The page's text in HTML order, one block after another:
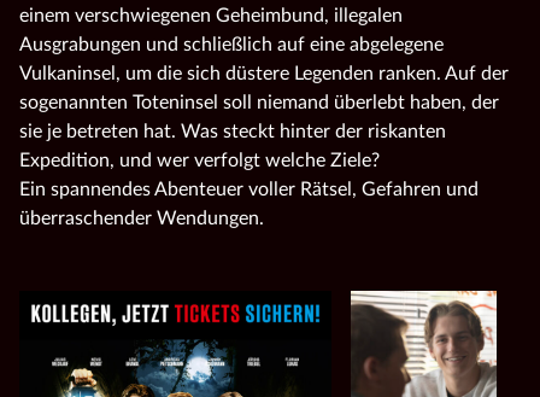
einem verschwiegenen Geheimbund, illegalen
Ausgrabungen und schließlich auf eine abgelegene
Vulkaninsel, um die sich düstere Legenden ranken. Auf der
sogenannten Toteninsel soll niemand überlebt haben, der
sie je betreten hat. Was steckt hinter der riskanten
Expedition, und wer verfolgt welche Ziele?
Ein spannendes Abenteuer voller Rätsel, Gefahren und
überraschender Wendungen.